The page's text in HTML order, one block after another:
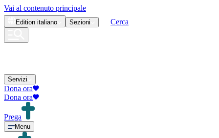
Vai al contenuto principale
Edition italiano Sezioni Cerca
Servizi
Dona ora
Dona ora
Prega
Menu